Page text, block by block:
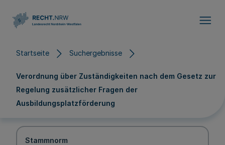
Startseite Suchergebnisse
Verordnung über Zuständigkeiten nach dem Gesetz zur
Regelung zusätzlicher Fragen der
Ausbildungsplatzförderung
Stammnorm